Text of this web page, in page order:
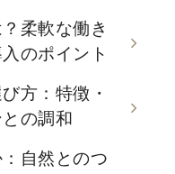
柔軟な働き
のポイント
方：特徴・
の調和
自然とのつ